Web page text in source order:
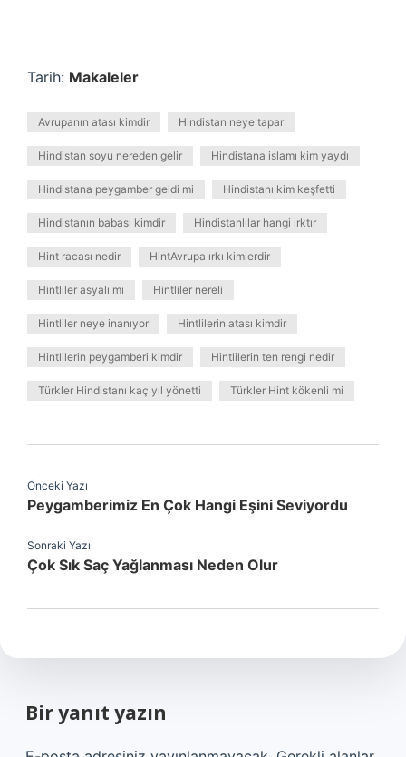
Tarih: Makaleler
Avrupanın atası kimdir Hindistan neye tapar
Hindistan soyu nereden gelir Hindistana islamı kim yaydı
Hindistana peygamber geldi mi Hindistanı kim keşfetti
Hindistanın babası kimdir Hindistanlılar hangi ırktır
Hint racası nedir HintAvrupa ırkı kimlerdir
Hintliler asyalı mı Hintliler nereli
Hintliler neye inanıyor Hintlilerin atası kimdir
Hintlilerin peygamberi kimdir Hintlilerin ten rengi nedir
Türkler Hindistanı kaç yıl yönetti Türkler Hint kökenli mi
Önceki Yazı
Peygamberimiz En Çok Hangi Eşini Seviyordu
Sonraki Yazı
Çok Sık Saç Yağlanması Neden Olur
Bir yanıt yazın